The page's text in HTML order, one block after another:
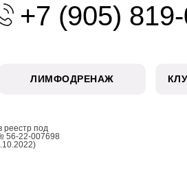
+7 (905)
реестр под
56-22-007698
ЛИМФОДРЕНАЖ